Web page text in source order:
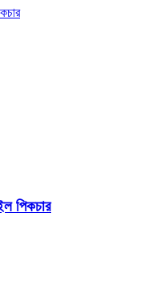
পিকচার